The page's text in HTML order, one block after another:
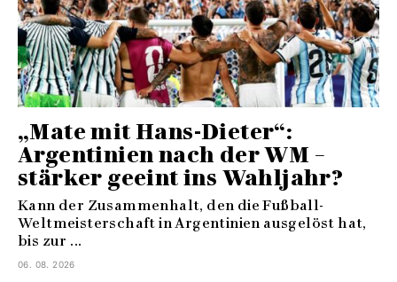
„Mate mit Hans-Dieter“:
Argentinien nach der WM –
stärker geeint ins Wahljahr?
Kann der Zusammenhalt, den die Fußball-
Weltmeisterschaft in Argentinien ausgelöst hat,
bis zur ...
06. 08. 2026